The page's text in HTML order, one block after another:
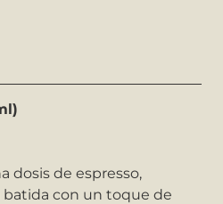
dosis de espresso,
con un toque de